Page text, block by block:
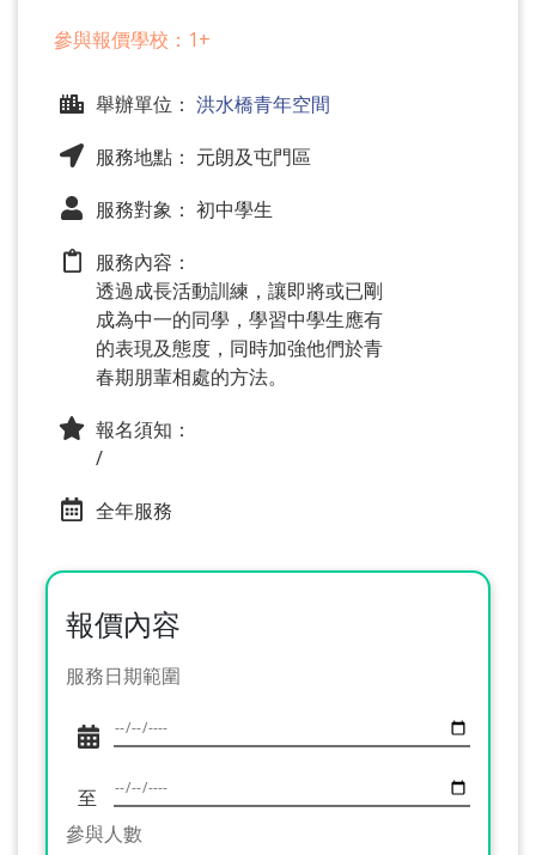
參與報價學校：1+
舉辦單位： 洪水橋青年空間
服務地點： 元朗及屯門區
服務對象： 初中學生
服務內容：
透過成長活動訓練，讓即將或已剛
成為中一的同學，學習中學生應有
的表現及態度，同時加強他們於青
春期朋輩相處的方法。
報名須知：
/
全年服務
報價內容
服務日期範圍
至
參與人數